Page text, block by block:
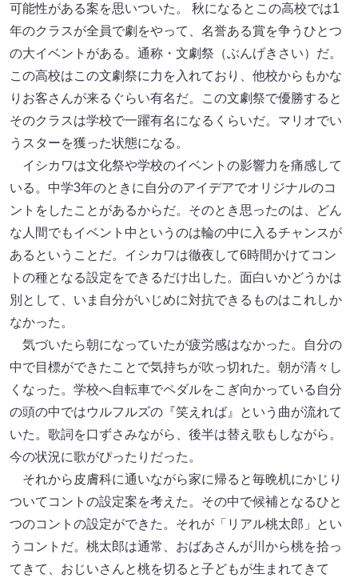
可能性がある案を思いついた。 秋になるとこの高校では1
年のクラスが全員で劇をやって、名誉ある賞を争うひとつ
の大イベントがある。通称・文劇祭（ぶんげきさい）だ。
この高校はこの文劇祭に力を入れており、他校からもかな
りお客さんが来るぐらい有名だ。この文劇祭で優勝すると
そのクラスは学校で一躍有名になるくらいだ。マリオでい
うスターを獲った状態になる。
イシカワは文化祭や学校のイベントの影響力を痛感して
いる。中学3年のときに自分のアイデアでオリジナルのコ
ントをしたことがあるからだ。そのとき思ったのは、どん
な人間でもイベント中というのは輪の中に入るチャンスが
あるということだ。イシカワは徹夜して6時間かけてコン
トの種となる設定をできるだけ出した。面白いかどうかは
別として、いま自分がいじめに対抗できるものはこれしか
なかった。
気づいたら朝になっていたが疲労感はなかった。自分の
中で目標ができたことで気持ちが吹っ切れた。朝が清々し
くなった。学校へ自転車でペダルをこぎ向かっている自分
の頭の中ではウルフルズの『笑えれば』という曲が流れて
いた。歌詞を口ずさみながら、後半は替え歌もしながら。
今の状況に歌がぴったりだった。
それから皮膚科に通いながら家に帰ると毎晩机にかじり
ついてコントの設定案を考えた。その中で候補となるひと
つのコントの設定ができた。それが「リアル桃太郎」とい
うコントだ。桃太郎は通常、おばあさんが川から桃を拾っ
てきて、おじいさんと桃を切ると子どもが生まれてきて